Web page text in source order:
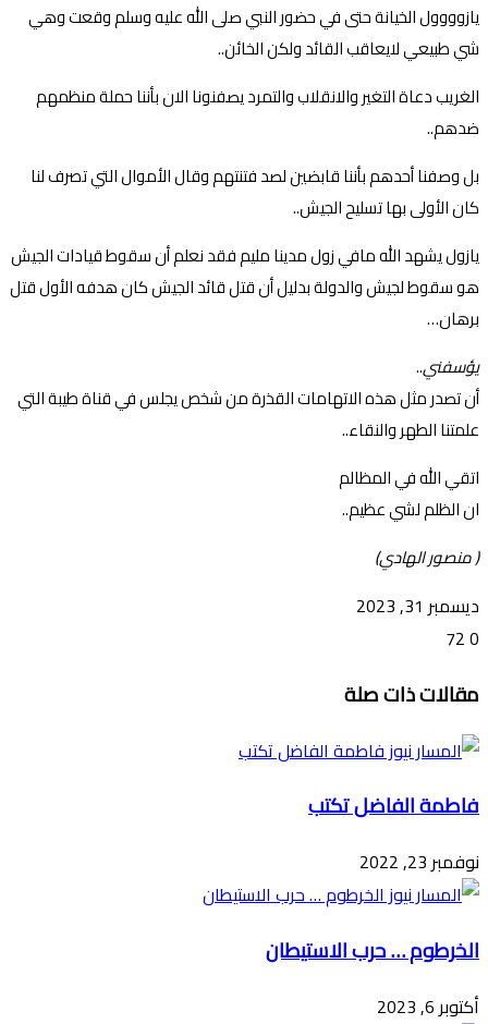
يازوووول الخيانة حتى في حضور النبي صلى الله عليه وسلم وقعت وهي
شي طبيعي لايعاقب القائد ولكن الخائن..
الغريب دعاة التغير والانقلاب والتمرد يصفنونا الان بأننا حملة منظمهم
ضدهم..
بل وصفنا أحدهم بأننا قابضين لصد فتنتهم وقال الأموال التي تصرف لنا
كان الأولى بها تسليح الجيش..
يازول يشهد الله مافي زول مدينا مليم فقد نعلم أن سقوط قيادات الجيش
هو سقوط لجيش والدولة بدليل أن قتل قائد الجيش كان هدفه الأول قتل
برهان…
يؤسفني..
أن تصدر مثل هذه الاتهامات القذرة من شخص يجلس في قناة طيبة التي
علمتنا الطهر والنقاء..
اتقي الله في المظالم
ان الظلم لشي عظيم..
( منصور الهادي)
ديسمبر 31, 2023
0
عبر
البريد
مقالات ذات صلة
فاطمة الفاضل تكتب
نوفمبر 23, 2022
الخرطوم … حرب الاستيطان
أكتوبر 6, 2023